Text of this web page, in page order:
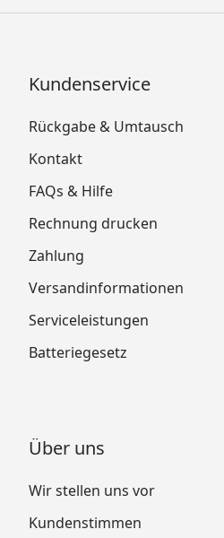
Kundenservice
Rückgabe & Umtausch
Kontakt
FAQs & Hilfe
Rechnung drucken
Zahlung
Versandinformationen
Serviceleistungen
Batteriegesetz
Über uns
Wir stellen uns vor
Kundenstimmen